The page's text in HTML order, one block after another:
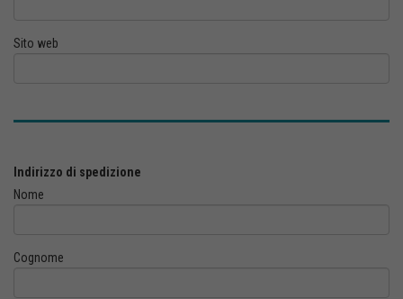
Sito web
Indirizzo di spedizione
Nome
Cognome